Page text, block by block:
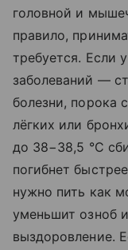
головной и
правило,
требуется. Если
заболеваний —
болезни, порока
лёгких или
до 38−38,5 °C
погибнет
нужно пить как
уменьшит озноб
выздоровление.